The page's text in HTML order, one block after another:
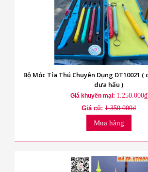
Bộ Móc Tỉa Thú Chuyên Dụng DT10021 ( cạo vỏ khắc chữ
dưa hấu )
Giá khuyến mại: 1.250.000₫
Giá cũ: 1.350.000₫
Mua hàng